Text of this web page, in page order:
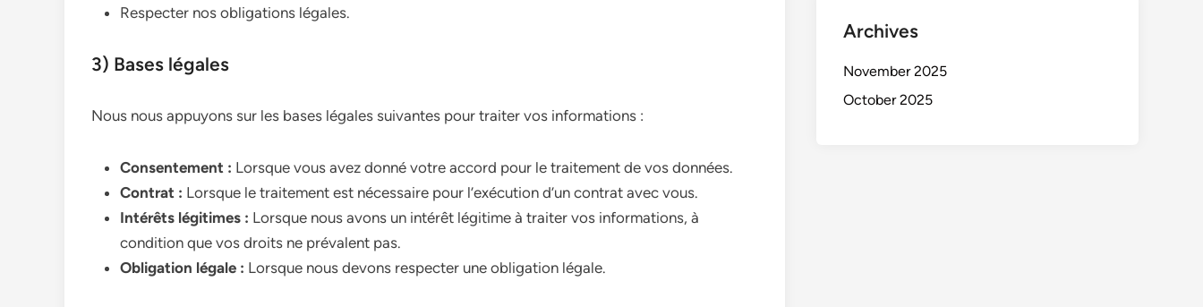
Respecter nos obligations légales.
3) Bases légales
Nous nous appuyons sur les bases légales suivantes pour traiter vos informations :
Consentement : Lorsque vous avez donné votre accord pour le traitement de vos données.
Contrat : Lorsque le traitement est nécessaire pour l’exécution d’un contrat avec vous.
Intérêts légitimes : Lorsque nous avons un intérêt légitime à traiter vos informations, à
condition que vos droits ne prévalent pas.
Obligation légale : Lorsque nous devons respecter une obligation légale.
Archives
November 2025
October 2025